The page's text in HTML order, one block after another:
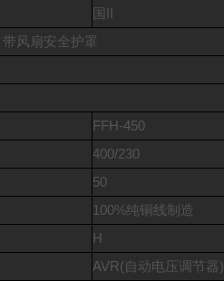
国II
风扇安全护罩
FFH-450
400/230
50
100%纯铜线制造
H
AVR(自动电压调节器)